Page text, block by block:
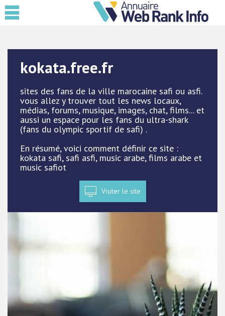
kokata.free.fr
sites des fans de la ville marocaine safi ou asfi.
vous allez y trouver tout les news locaux,
médias, forums, musique, images, chat, films... et
aussi un espace pour les fans du ultra-shark
(fans du olympic sportif de safi) .
En résumé, voici comment définir ce site :
kokata safi, safi asfi, music arabe, films arabe et
music safiot
Visiter le site